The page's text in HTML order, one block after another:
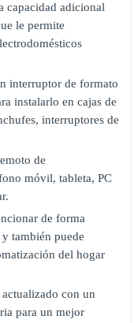
capacidad adicional
le permite
interruptor de formato
instalarlo en cajas de
interruptores de
de
móvil, tableta, PC
de forma
también puede
del hogar
actualizado con un
para un mejor